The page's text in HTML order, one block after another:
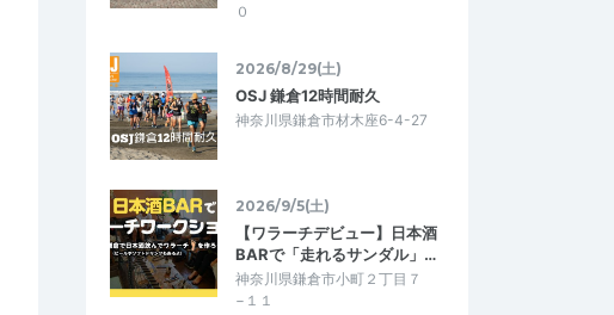
０
2026/8/29(土)
OSJ 鎌倉12時間耐久
神奈川県鎌倉市材木座6-4-27
2026/9/5(土)
【ワラーチデビュー】日本酒
BARで「走れるサンダル」…
神奈川県鎌倉市小町２丁目７
−１１